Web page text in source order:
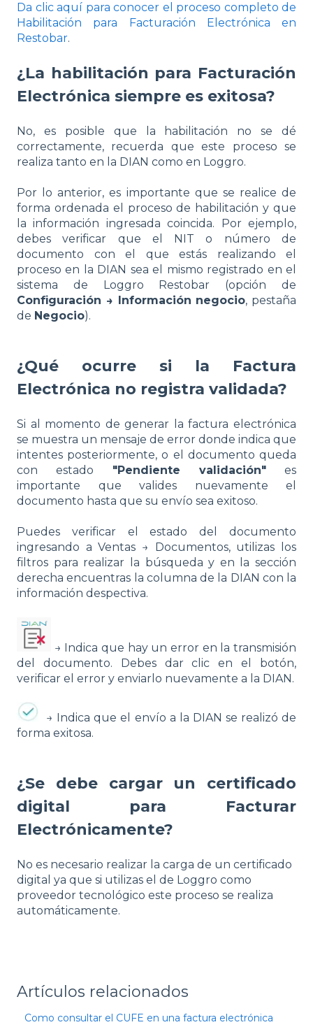
Da clic aquí para conocer el proceso completo de
Habilitación para Facturación Electrónica en
Restobar.
¿La habilitación para Facturación
Electrónica siempre es exitosa?
No, es posible que la habilitación no se dé
correctamente, recuerda que este proceso se
realiza tanto en la DIAN como en Loggro.
Por lo anterior, es importante que se realice de
forma ordenada el proceso de habilitación y que
la información ingresada coincida. Por ejemplo,
debes verificar que el NIT o número de
documento con el que estás realizando el
proceso en la DIAN sea el mismo registrado en el
sistema de Loggro Restobar (opción de
Configuración → Información negocio, pestaña
de Negocio).
¿Qué ocurre si la Factura
Electrónica no registra validada?
Si al momento de generar la factura electrónica
se muestra un mensaje de error donde indica que
intentes posteriormente, o el documento queda
con estado "Pendiente validación"es
importante que valides nuevamente el
documento hasta que su envío sea exitoso.
Puedes verificar el estado del documento
ingresando a Ventas → Documentos, utilizas los
filtros para realizar la búsqueda y en la sección
derecha encuentras la columna de la DIAN con la
información despectiva.
→ Indica que hay un error en la transmisión
del documento. Debes dar clic en el botón,
verificar el error y enviarlo nuevamente a la DIAN.
→ Indica que el envío a la DIAN se realizó de
forma exitosa.
¿Se debe cargar un certificado
digital para Facturar
Electrónicamente?
No es necesario realizar la carga de un certificado
digital ya que si utilizas el de Loggro como
proveedor tecnológico este proceso se realiza
automáticamente.
Artículos relacionados
Como consultar el CUFE en una factura electrónica